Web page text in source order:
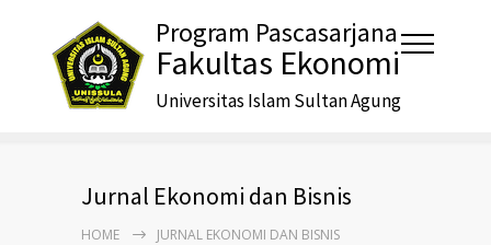
Program Pascasarjana
Fakultas Ekonomi
Universitas Islam Sultan Agung
Jurnal Ekonomi dan Bisnis
HOME JURNAL EKONOMI DAN BISNIS